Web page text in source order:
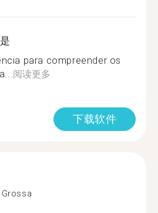
para compreender os
阅读更多
下载软件
Grossa